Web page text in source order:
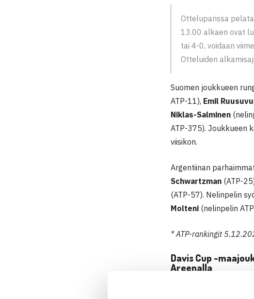
Otteluparissa
13.00 alkaen ovat
tai 4-0, voidaan
Otteluiden
Suomen joukkueen
ATP-11), Emil
Niklas-Salminen
ATP-375). Joukkueen
viisikon.
Argentiinan
Schwartzman (ATP-
(ATP-57). Nelinpelin
Molteni (nelinpelin
* ATP-rankingit
Davis Cup -
Areenalla
Maajoukkueen